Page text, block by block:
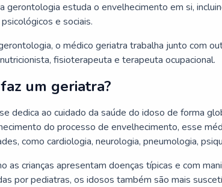
gerontologia estuda o envelhecimento em si,
e sociais.
o médico geriatra trabalha junto com
fisioterapeuta e terapeuta ocupacional.
um geriatra?
dedica ao cuidado da saúde do idoso de forma
do processo de envelhecimento, esse
como cardiologia, neurologia, pneumologia,
as crianças apresentam doenças típicas e com
por pediatras, os idosos também são mais